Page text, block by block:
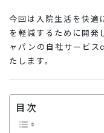
今回は入院生活を快適
を軽減するために開発
ャパンの自社サービ
たします。
目次